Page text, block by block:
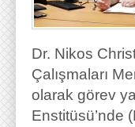
Dr. Nikos
Çalışmaları
olarak görev
Enstitüsü’nde